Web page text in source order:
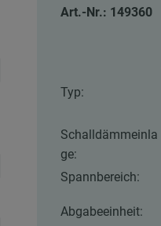
Art.-Nr.: 149360
Typ:
Schalldämmeinla
ge:
Spannbereich:
Abgabeeinheit: